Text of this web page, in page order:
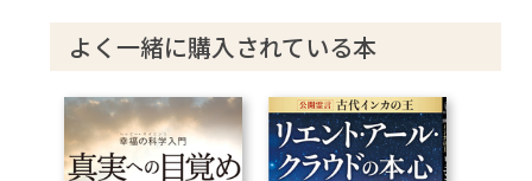
2 幸福とは何か
(1)私的幸福と公的幸福
(2)悟りという幸福
(3)消極的幸福と積極的幸福
(4)宇宙を貫く黄金の道-仏法真理
よく一緒に購入されている本